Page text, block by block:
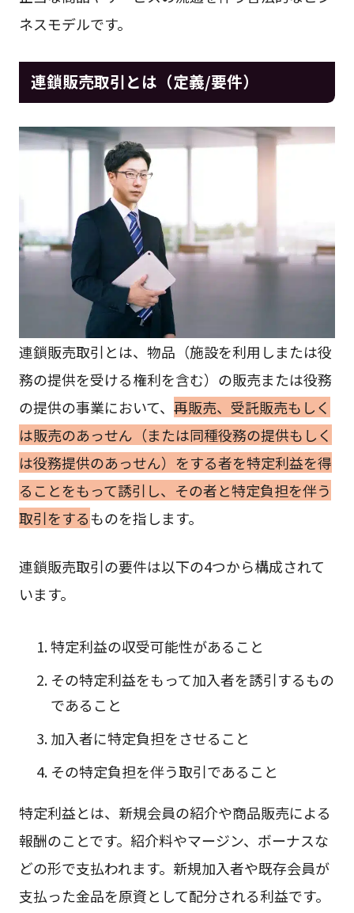
ネスモデルです。
連鎖販売取引とは（定義/要件）
連鎖販売取引とは、物品（施設を利用しまたは役
務の提供を受ける権利を含む）の販売または役務
の提供の事業において、 再販売、受託販売もしく
は販売のあっせん（または同種役務の提供もしく
は役務提供のあっせん）をする者を特定利益を得
ることをもって誘引し、その者と特定負担を伴う
取引をするものを指します。
連鎖販売取引の要件は以下の4つから構成されて
います。
特定利益の収受可能性があること
その特定利益をもって加入者を誘引するもの
であること
加入者に特定負担をさせること
その特定負担を伴う取引であること
特定利益とは、新規会員の紹介や商品販売による
報酬のことです。紹介料やマージン、ボーナスな
どの形で支払われます。新規加入者や既存会員が
支払った金品を原資として配分される利益です。